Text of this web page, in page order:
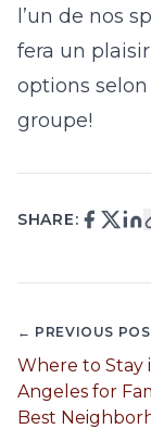
l’un de nos
fera un
options
groupe!
SHARE:
← PREVIOUS
Where to Stay
Angeles for
Best